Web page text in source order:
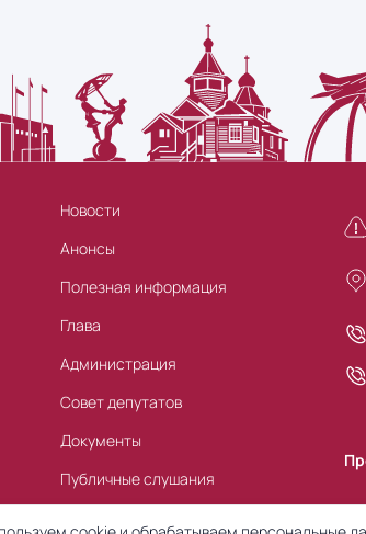
Новости
Анонсы
Полезная информация
Глава
Администрация
Совет депутатов
Документы
Публичные слушания